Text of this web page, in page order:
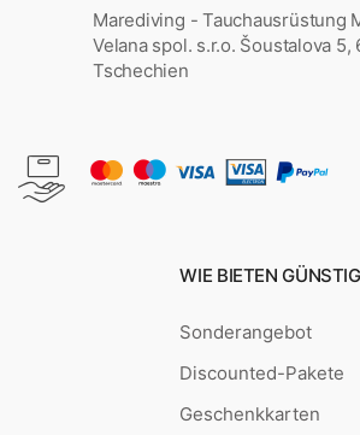
Marediving - Tauchausrüstung
Velana spol. s.r.o. Šoustalova 5,
Tschechien
WIE BIETEN
Sonderangebot
Discounted-Pakete
Geschenkkarten